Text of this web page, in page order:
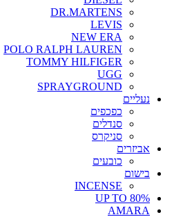
DR.MARTENS
LEVIS
NEW ERA
POLO RALPH LAUREN
TOMMY HILFIGER
UGG
SPRAYGROUND
נעליים
כפכפים
סנדלים
סניקרס
אביזרים
כובעים
בישום
INCENSE
UP TO 80%
AMARA